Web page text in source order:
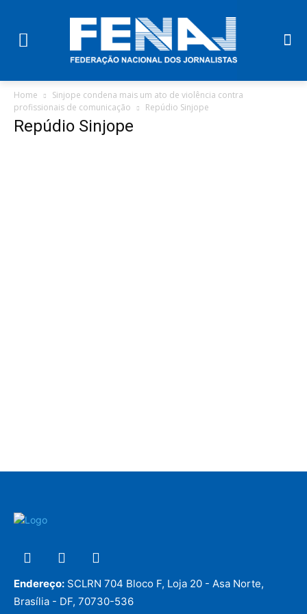
Home
Sinjope condena mais um ato de violência contra
profissionais de comunicação
Repúdio Sinjope
Repúdio Sinjope
Endereço: SCLRN 704 Bloco F, Loja 20 - Asa Norte,
Brasília - DF, 70730-536